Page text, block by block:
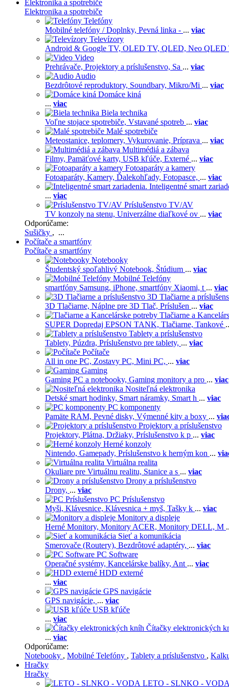
Elektronika a spotrebiče
Elektronika a spotrebiče
Telefóny
Mobilné telefóny / Doplnky, Pevná linka - ... viac
Televízory
Android & Google TV, OLED TV, QLED, Neo QLED
Video
Prehrávače, Projektory a príslušenstvo, Sa ... viac
Audio
Bezdrôtové reproduktory, Soundbary, Mikro/Mi ... viac
Domáce kiná
... viac
Biela technika
Voľne stojace spotrebiče, Vstavané spotreb ... viac
Malé spotrebiče
Meteostanice, teplomery, Vykurovanie, Príprava ... viac
Multimédiá a zábava
Filmy, Pamäťové karty, USB kľúče, Externé ... viac
Fotoaparáty a kamery
Fotoaparáty, Kamery, Ďalekohľady, Fotopasce, ... viac
Inteligentné smart
... viac
Príslušenstvo TV/AV
TV konzoly na stenu, Univerzálne diaľkové ov ... viac
Odporúčame:
Sušičky , ...
Počítače a smartfóny
Počítače a smartfóny
Notebooky
Študentský spoľahlivý Notebook, Štúdium ... viac
Mobilné Telefóny
smartfóny Samsung, iPhone, smartfóny Xiaomi, t ... viac
3D Tlačiarne a
3D Tlačiarne, Náplne pre 3D Tlač, Príslušen ... viac
Tlačiarne a
SUPER Dopredaj EPSON TANK, Tlačiarne, Tankové
Tablety a príslušenstvo
Tablety, Púzdra, Príslušenstvo pre tablety, ... viac
Počítače
All in one PC, Zostavy PC, Mini PC, ... viac
Gaming
Gaming PC a notebooky, Gaming monitory a pro ... viac
Nositeľná elektronika
Detské smart hodinky, Smart náramky, Smart h ... viac
PC komponenty
Pamäte RAM, Pevné disky, Výmenné kity a boxy ...
Projektory a príslušenstvo
Projektory, Plátna, Držiaky, Príslušenstvo k p ... viac
Herné konzoly
Nintendo, Gamepady, Príslušenstvo k herným kon ...
Virtuálna realita
Okuliare pre Virtuálnu realitu, Stanice a s ... viac
Drony a príslušenstvo
Drony, ... viac
PC Príslušenstvo
Myši, Klávesnice, Klávesnica + myš, Tašky k ... viac
Monitory a displeje
Herné Monitory, Monitory ACER, Monitory DELL, M
Sieť a komunikácia
Smerovače (Routery), Bezdrôtové adaptéry, ... viac
PC Software
Operačné systémy, Kancelárske balíky, Ant ... viac
HDD externé
... viac
GPS navigácie
GPS navigácie, ... viac
USB kľúče
... viac
Čítačky elektronických
... viac
Odporúčame:
Notebooky , Mobilné Telefóny , Tablety a príslušenstvo ,
Hračky
Hračky
LETO - SLNKO - VODA